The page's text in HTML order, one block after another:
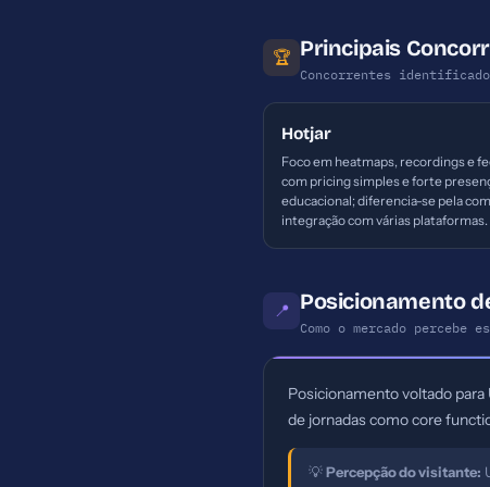
🏆 Principais
Concorrentes
Hotjar
Foco em heatmaps, recordings e
com pricing simples e forte
educacional; diferencia-se pela
integração com várias plataformas.
📍 Posicionamento
Como o mercado percebe
Posicionamento voltado
de jornadas como core
💡Percepção do visitante: